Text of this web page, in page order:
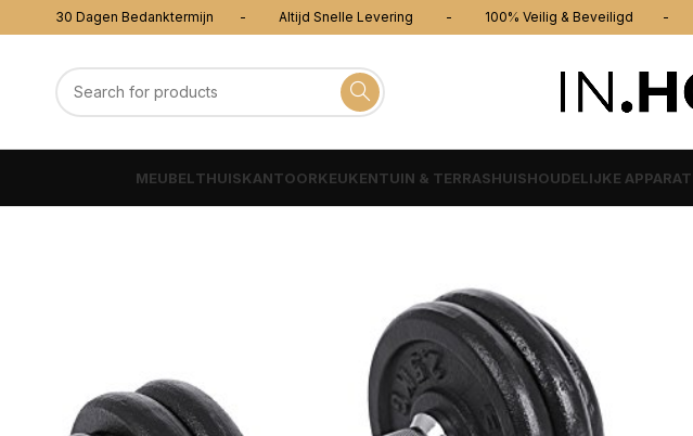
30 Dagen Bedanktermijn - Altijd Snelle Levering - 100% Veilig & Beveiligd -
MEUBEL THUISKANTOORKEUKENTUIN & TERRASHUISHOUDELIJKE